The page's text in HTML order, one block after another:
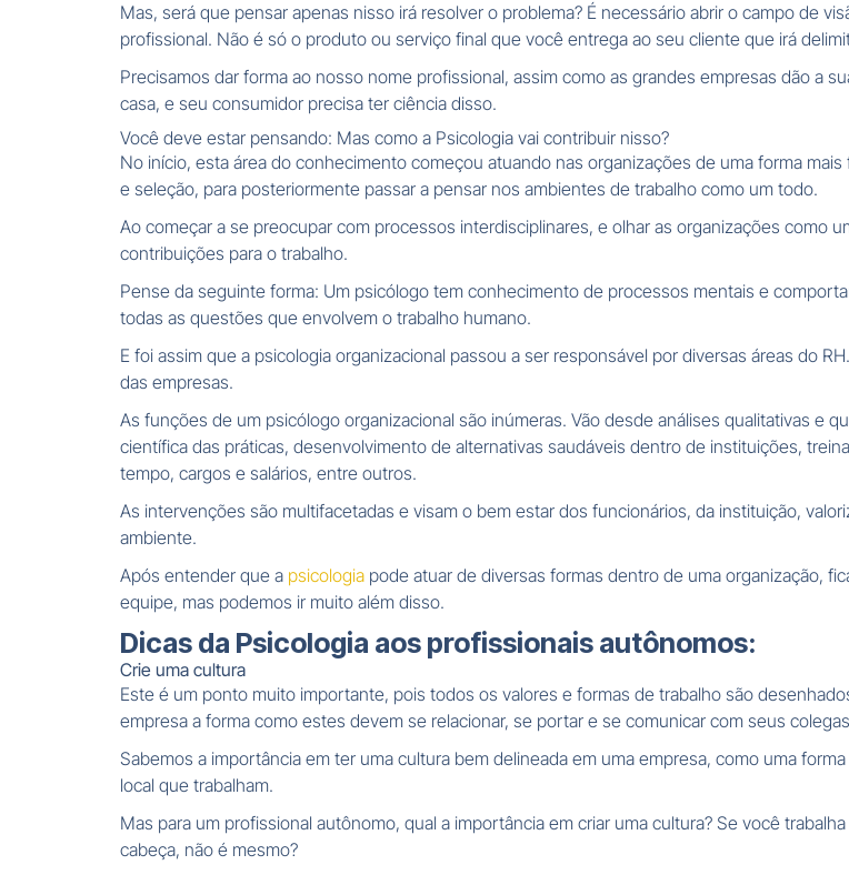
Mas, será que pensar apenas nisso irá resolver o problema? É necessário abrir o campo de
profissional. Não é só o produto ou serviço final que você entrega ao seu cliente que irá
Precisamos dar forma ao nosso nome profissional, assim como as grandes empresas dão a
casa, e seu consumidor precisa ter ciência disso.
Você deve estar pensando: Mas como a Psicologia vai contribuir nisso?
No início, esta área do conhecimento começou atuando nas organizações de uma forma
e seleção, para posteriormente passar a pensar nos ambientes de trabalho como um todo.
Ao começar a se preocupar com processos interdisciplinares, e olhar as organizações como
contribuições para o trabalho.
Pense da seguinte forma: Um psicólogo tem conhecimento de processos mentais e
todas as questões que envolvem o trabalho humano.
E foi assim que a psicologia organizacional passou a ser responsável por diversas áreas do
das empresas.
As funções de um psicólogo organizacional são inúmeras. Vão desde análises qualitativas e
científica das práticas, desenvolvimento de alternativas saudáveis dentro de instituições,
tempo, cargos e salários, entre outros.
As intervenções são multifacetadas e visam o bem estar dos funcionários, da instituição,
ambiente.
Após entender que a psicologia pode atuar de diversas formas dentro de uma organização,
equipe, mas podemos ir muito além disso.
Dicas da Psicologia aos profissionais autônomos:
Crie uma cultura
Este é um ponto muito importante, pois todos os valores e formas de trabalho são
empresa a forma como estes devem se relacionar, se portar e se comunicar com seus
Sabemos a importância em ter uma cultura bem delineada em uma empresa, como uma
local que trabalham.
Mas para um profissional autônomo, qual a importância em criar uma cultura? Se você
cabeça, não é mesmo?